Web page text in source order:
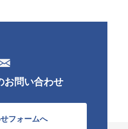
お問い合わせ
フォームへ